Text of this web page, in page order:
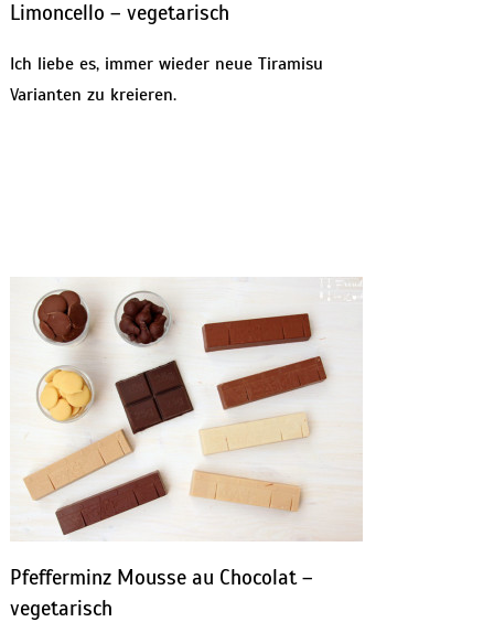
Limoncello – vegetarisch
Ich liebe es, immer wieder neue Tiramisu
Varianten zu kreieren.
Pfefferminz Mousse au Chocolat –
vegetarisch